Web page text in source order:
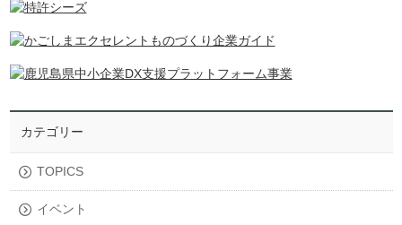
カテゴリー
TOPICS
イベント